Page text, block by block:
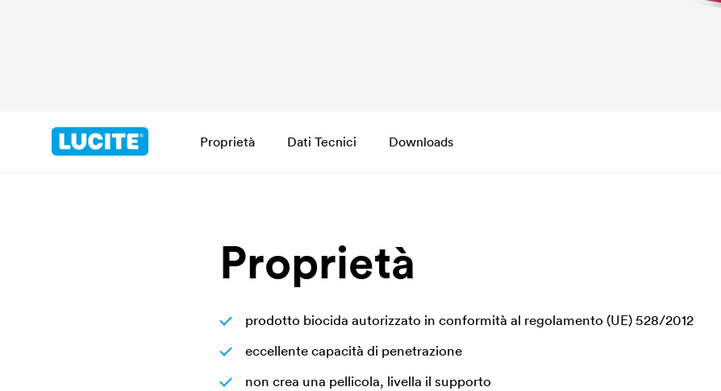
Proprietà Dati Tecnici Downloads
Proprietà
prodotto biocida autorizzato in conformità al regolamento (UE) 528/2012
eccellente capacità di penetrazione
non crea una pellicola, livella il supporto